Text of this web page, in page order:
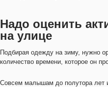
Надо оценить
на улице
Подбирая одежду на зиму, нужно
количество времени, которое он
Совсем малышам до полутора лет